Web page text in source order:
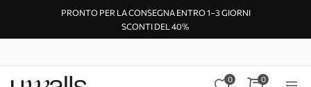
PRONTO PER LA CONSEGNA ENTRO 1–3 GIORNI
SCONTI DEL 40%
0 0